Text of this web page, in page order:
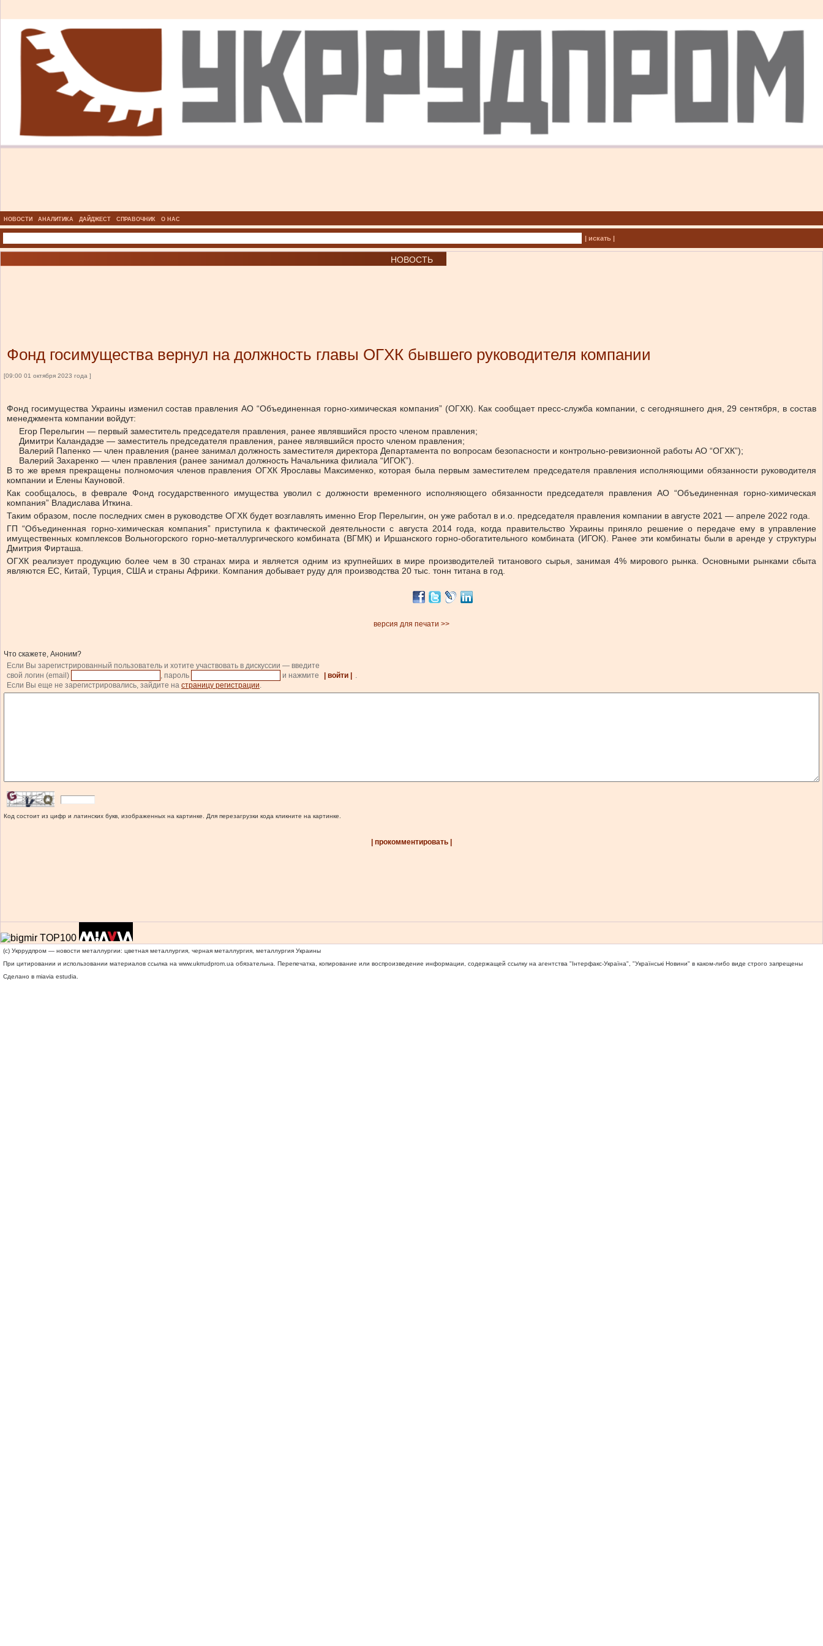
НОВОСТИ АНАЛИТИКА ДАЙДЖЕСТ СПРАВОЧНИК О НАС
| искать |
НОВОСТЬ
Фонд госимущества вернул на должность главы ОГХК бывшего руководителя компании
[09:00 01 октября 2023 года ]
Фонд госимущества Украины изменил состав правления АО “Объединенная горно-химическая компания” (ОГХК). Как сообщает пресс-служба компании, с сегодняшнего дня, 29 сентября, в состав
менеджмента компании войдут:
️Егор Перелыгин — первый заместитель председателя правления, ранее являвшийся просто членом правления;
️Димитри Каландадзе — заместитель председателя правления, ранее являвшийся просто членом правления;
Валерий Папенко — член правления (ранее занимал должность заместителя директора Департамента по вопросам безопасности и контрольно-ревизионной работы АО “ОГХК”);
Валерий Захаренко — член правления (ранее занимал должность Начальника филиала “ИГОК”).
В то же время прекращены полномочия членов правления ОГХК Ярославы Максименко, которая была первым заместителем председателя правления исполняющими обязанности руководителя
компании и Елены Кауновой.
Как сообщалось, в феврале Фонд государственного имущества уволил с должности временного исполняющего обязанности председателя правления АО “Объединенная горно-химическая
компания” Владислава Иткина.
Таким образом, после последних смен в руководстве ОГХК будет возглавлять именно Егор Перелыгин, он уже работал в и.о. председателя правления компании в августе 2021 — апреле 2022 года.
ГП “Объединенная горно-химическая компания” приступила к фактической деятельности с августа 2014 года, когда правительство Украины приняло решение о передаче ему в управление
имущественных комплексов Вольногорского горно-металлургического комбината (ВГМК) и Иршанского горно-обогатительного комбината (ИГОК). Ранее эти комбинаты были в аренде у структуры
Дмитрия Фирташа.
ОГХК реализует продукцию более чем в 30 странах мира и является одним из крупнейших в мире производителей титанового сырья, занимая 4% мирового рынка. Основными рынками сбыта
являются ЕС, Китай, Турция, США и страны Африки. Компания добывает руду для производства 20 тыс. тонн титана в год.
версия для печати >>
Что скажете, Аноним?
Если Вы зарегистрированный пользователь и хотите участвовать в дискуссии — введите
свой логин (email)
, пароль и нажмите | войти |
.
Если Вы еще не зарегистрировались, зайдите на страницу регистрации.
Код состоит из цифр и латинских букв, изображенных на картинке. Для перезагрузки кода кликните на картинке.
| прокомментировать |
(c) Укррудпром — новости металлургии: цветная металлургия, черная металлургия, металлургия Украины
При цитировании и использовании материалов ссылка на www.ukrrudprom.ua обязательна. Перепечатка, копирование или воспроизведение информации, содержащей ссылку на агентства "Iнтерфакс-Україна", "Українськi Новини" в каком-либо виде строго запрещены
Сделано в miavia estudia.